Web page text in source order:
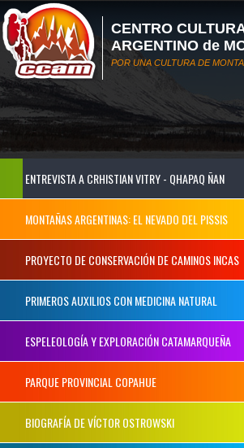
CENTRO
ARGENTINO de
POR UNA CULTURA DE
ENTREVISTA A CRHISTIAN VITRY - QHAPAQ ÑAN
MONTAÑAS ARGENTINAS: EL NEVADO DEL PISSIS
PROYECTO DE CONSERVACIÓN DE CAMINOS INCAS
PRIMEROS AUXILIOS CON MEDICINA NATURAL
ESPELEOLOGÍA Y EXPLORACIÓN CATAMARQUEÑA
PARQUE PROVINCIAL COPAHUE
BIOGRAFÍA DE VÍCTOR OSTROWSKI